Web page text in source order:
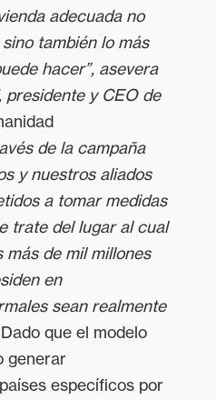
adecuada no
también lo más
hacer”, asevera
presidente y CEO de
de la campaña
y nuestros aliados
a tomar medidas
trate del lugar al cual
más de mil millones
en
sean realmente
que el modelo
generar
específicos por